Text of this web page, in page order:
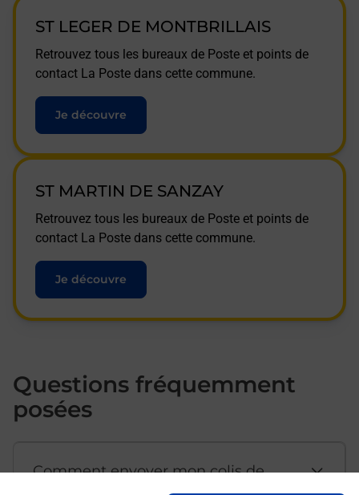
ST LEGER DE MONTBRILLAIS
Retrouvez tous les bureaux de Poste et points de
contact La Poste dans cette commune.
Je découvre
ST MARTIN DE SANZAY
Retrouvez tous les bureaux de Poste et points de
contact La Poste dans cette commune.
Je découvre
Questions fréquemment
posées
Comment envoyer mon colis de